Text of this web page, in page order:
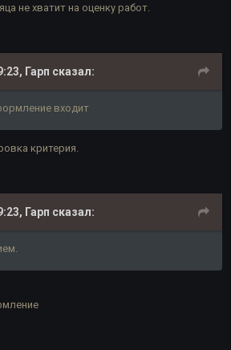
не хватит на оценку работ.
Гарп сказал:
входит
критерия.
Гарп сказал: